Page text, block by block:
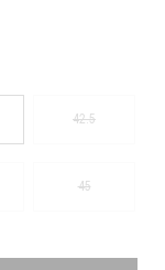
42.5
45